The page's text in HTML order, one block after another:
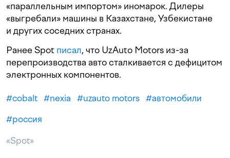
«параллельным импортом» иномарок. Дилеры
«выгребали» машины в Казахстане, Узбекистане
и других соседних странах.
Ранее Spot писал, что UzAuto Motors из-за
перепроизводства авто сталкивается с дефицитом
электронных компонентов.
#cobalt #nexia #uzauto motors #автомобили
#россия
«Spot»